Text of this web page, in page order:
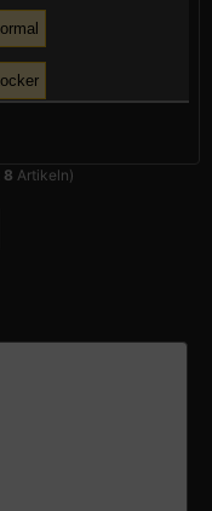
8 Artikeln)